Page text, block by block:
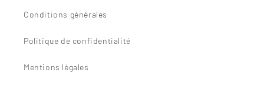
Conditions générales
Politique de confidentialité
Mentions légales